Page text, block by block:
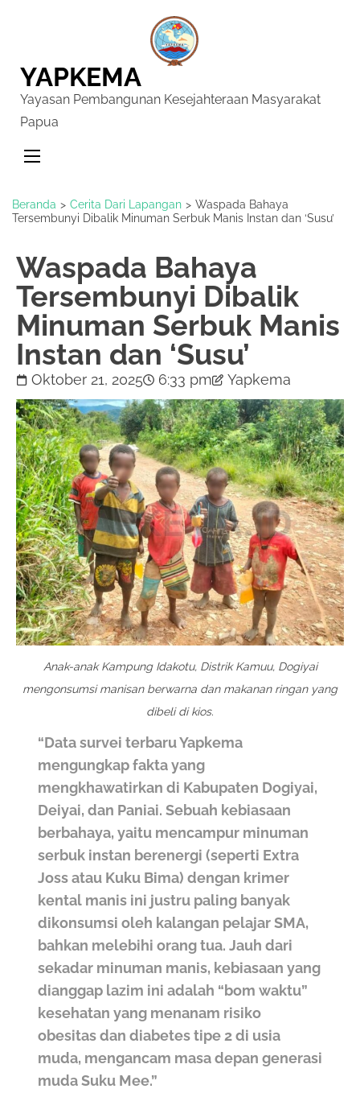
YAPKEMA
Yayasan Pembangunan Kesejahteraan Masyarakat
Papua
Beranda > Cerita Dari Lapangan > Waspada Bahaya
Tersembunyi Dibalik Minuman Serbuk Manis Instan dan ‘Susu’
Waspada Bahaya
Tersembunyi Dibalik
Minuman Serbuk Manis
Instan dan ‘Susu’
Oktober 21, 2025 6:33 pm Yapkema
Anak-anak Kampung Idakotu, Distrik Kamuu, Dogiyai
mengonsumsi manisan berwarna dan makanan ringan yang
dibeli di kios.
“Data survei terbaru Yapkema
mengungkap fakta yang
mengkhawatirkan di Kabupaten Dogiyai,
Deiyai, dan Paniai. Sebuah kebiasaan
berbahaya, yaitu mencampur minuman
serbuk instan berenergi (seperti Extra
Joss atau Kuku Bima) dengan krimer
kental manis ini justru paling banyak
dikonsumsi oleh kalangan pelajar SMA,
bahkan melebihi orang tua. Jauh dari
sekadar minuman manis, kebiasaan yang
dianggap lazim ini adalah “bom waktu”
kesehatan yang menanam risiko
obesitas dan diabetes tipe 2 di usia
muda, mengancam masa depan generasi
muda Suku Mee.”